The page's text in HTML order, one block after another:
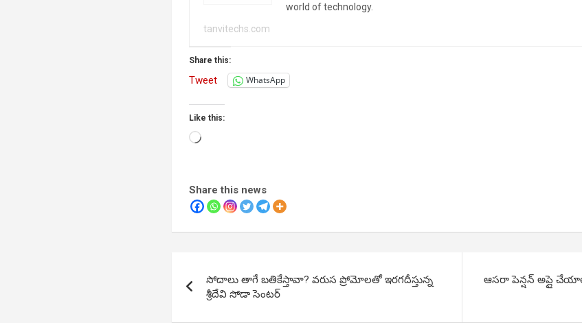
world of technology.
tanvitechs.com
Share this:
Tweet WhatsApp
Like this:
Loading…
Share this news
navigation
సోదాలు తాగే బతికేస్తావా? వరుస ప్రోమోలతో ఇరగదీస్తున్న
శ్రీదేవి సోడా సెంటర్
ఆసరా పెన్షన్ అప్లై